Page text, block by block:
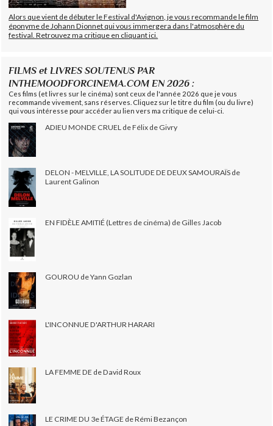
Alors que vient de débuter le Festival d'Avignon, je vous recommande le film
éponyme de Johann Dionnet qui vous immergera dans l'atmosphère du
festival. Retrouvez ma critique en cliquant ici.
FILMS et LIVRES SOUTENUS PAR
INTHEMOODFORCINEMA.COM EN 2026 :
Ces films (et livres sur le cinéma) sont ceux de l'année 2026 que je vous
recommande vivement, sans réserves. Cliquez sur le titre du film (ou du livre)
qui vous intéresse pour accéder au lien vers ma critique de celui-ci.
ADIEU MONDE CRUEL de Félix de Givry
DELON - MELVILLE, LA SOLITUDE DE DEUX SAMOURAÏS de
Laurent Galinon
EN FIDÈLE AMITIÉ (Lettres de cinéma) de Gilles Jacob
GOUROU de Yann Gozlan
L'INCONNUE D'ARTHUR HARARI
LA FEMME DE de David Roux
LE CRIME DU 3e ÉTAGE de Rémi Bezançon